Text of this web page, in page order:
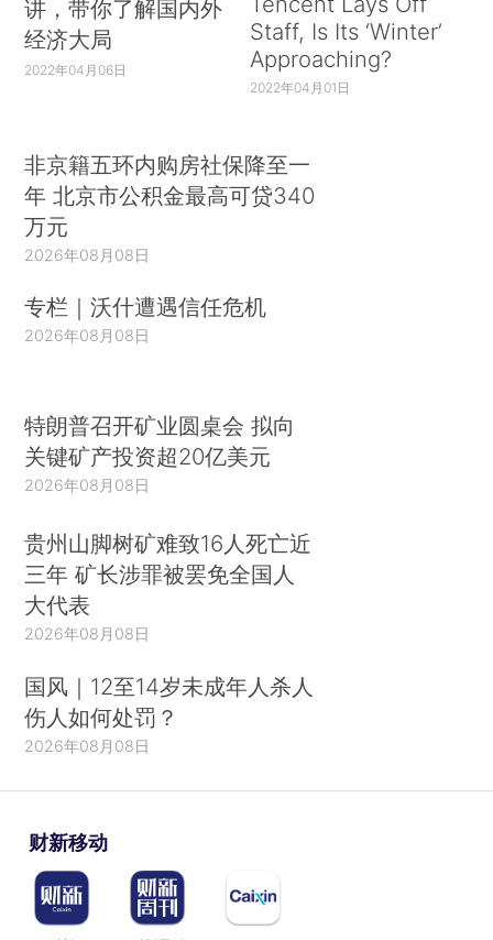
讲，带你了解国内外
经济大局
2022年04月06日
Staff, Is Its ‘Winter’
Approaching?
2022年04月01日
非京籍五环内购房社保降至一
年 北京市公积金最高可贷340
万元
2026年08月08日
专栏｜沃什遭遇信任危机
2026年08月08日
特朗普召开矿业圆桌会 拟向
关键矿产投资超20亿美元
2026年08月08日
贵州山脚树矿难致16人死亡近
三年 矿长涉罪被罢免全国人
大代表
2026年08月08日
国风｜12至14岁未成年人杀人
伤人如何处罚？
2026年08月08日
财新移动